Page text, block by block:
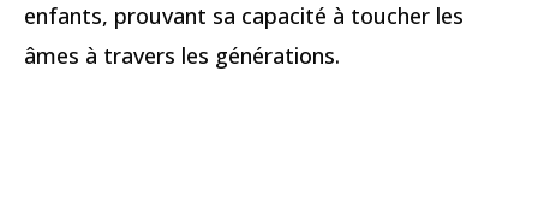
enfants, prouvant sa capacité à toucher les
âmes à travers les générations.